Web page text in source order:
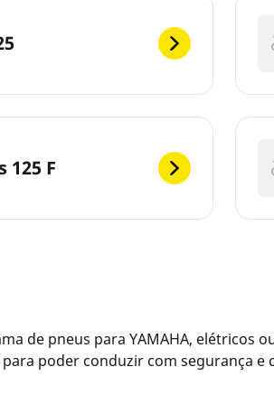
125 F
de pneus para YAMAHA, elétricos
poder conduzir com segurança e